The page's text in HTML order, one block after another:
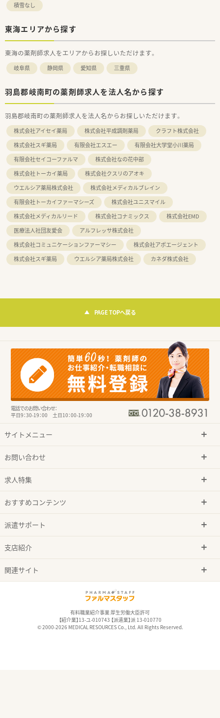
積雪なし
東海エリアから探す
東海の薬剤師求人をエリアからお探しいただけます。
岐阜県 静岡県 愛知県 三重県
羽島郡岐南町の薬剤師求人を法人名から探す
羽島郡岐南町の薬剤師求人を法人名からお探しいただけます。
株式会社アイセイ薬局 株式会社平成調剤薬局
クラフト株式会社
株式会社スギ薬局
有限会社エスエー
有限会社大学堂小川薬局
有限会社セイコーファルマ
株式会社なの花中部
株式会社トーカイ薬局
株式会社クスリのアオキ
ウエルシア薬局株式会社
株式会社メディカルブレイン
有限会社トーカイファーマシーズ
株式会社ユニスマイル
株式会社メディカルリード
株式会社コナミックス
株式会社EMD
医療法人社団友愛会
アルフレッサ株式会社
株式会社コミュニケーションファーマシー
株式会社アポエージェント
株式会社スギ薬局
ウエルシア薬局株式会社 カネダ株式会社
PAGE TOPへ戻る
電話でのお問い合わせ：
平日9：30-19：00 土日10：00-19：00
サイトメニュー
お問い合わせ
求人特集
おすすめコンテンツ
派遣サポート
支店紹介
関連サイト
有料職業紹介事業 厚生労働大臣許可
【紹介業】13-ユ-010743 【派遣業】派 13-010770
© 2000-2026 MEDICAL RESOURCES Co., Ltd. All Rights Reserved.